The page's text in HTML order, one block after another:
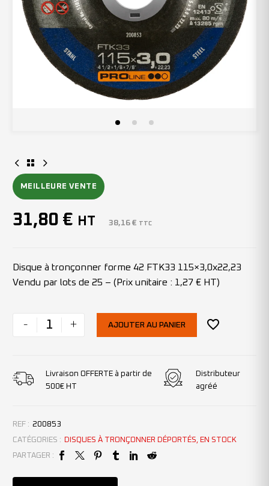
MEILLEURE VENTE
31,80 € HT 38,16 € TTC
Disque à tronçonner forme 42 FTK33 115×3,0x22,23
Vendu par lots de 25 – (Prix unitaire : 1,27 € HT)
- + AJOUTER AU PANIER
Livraison OFFERTE à partir de
500€ HT
Distributeur
agréé
REF : 200853
CATÉGORIES :
DISQUES À TRONÇONNER DÉPORTÉS, EN STOCK
PARTAGER :